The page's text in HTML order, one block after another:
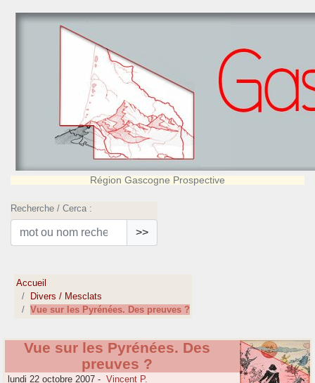
Région Gascogne Prospective
Recherche / Cerca :
>>
Accueil
Divers / Mesclats
Vue sur les Pyrénées. Des preuves ?
Vue sur les Pyrénées. Des
preuves ?
lundi 22 octobre 2007 - Vincent P.